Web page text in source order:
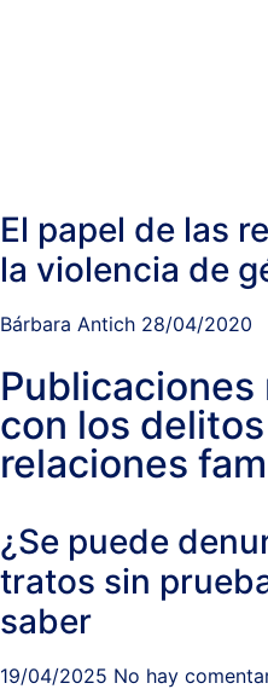
El papel de las
la violencia de
Bárbara Antich 28/04/2020
con los
relaciones
¿Se puede
tratos sin
saber
19/04/2025 No hay